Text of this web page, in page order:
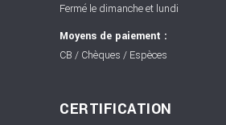
Fermé le dimanche et lundi
Moyens de paiement :
CB / Chèques / Espèces
CERTIFICATION